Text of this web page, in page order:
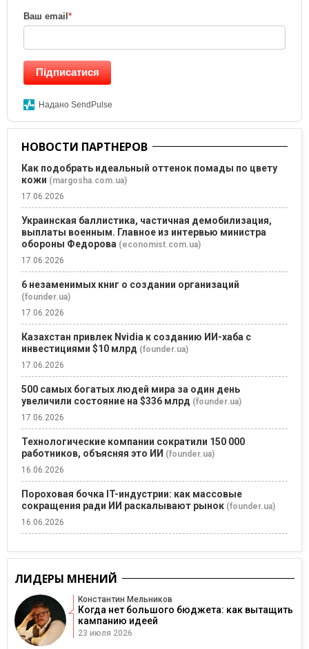
Ваш email *
Підписатися
Надано SendPulse
НОВОСТИ ПАРТНЕРОВ
Как подобрать идеальный оттенок помады по цвету
кожи (margosha.com.ua)
17.06.2026
Украинская баллистика, частичная демобилизация,
выплаты военным. Главное из интервью министра
обороны Федорова (economist.com.ua)
17.06.2026
6 незаменимых книг о создании организаций
(founder.ua)
17.06.2026
Казахстан привлек Nvidia к созданию ИИ-хаба с
инвестициями $10 млрд (founder.ua)
17.06.2026
500 самых богатых людей мира за один день
увеличили состояние на $336 млрд (founder.ua)
17.06.2026
Технологические компании сократили 150 000
работников, объясняя это ИИ (founder.ua)
16.06.2026
Пороховая бочка IT-индустрии: как массовые
сокращения ради ИИ раскалывают рынок (founder.ua)
16.06.2026
ЛИДЕРЫ МНЕНИЙ
Константин Мельников
Когда нет большого бюджета: как вытащить
кампанию идеей
23 июля 2026